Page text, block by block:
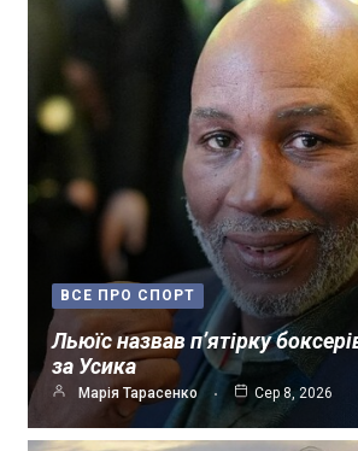
ВСЕ ПРО СПОРТ
Льюїс назвав п’ятірку
за Усика
Марія Тарасенко Сер 8, 2026